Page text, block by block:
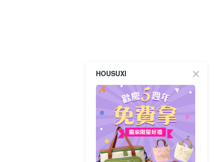
HOUSUXI